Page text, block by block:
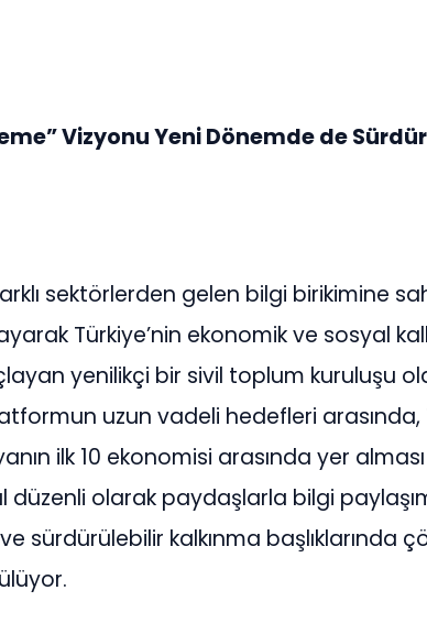
Vizyonu Yeni Dönemde de
sektörlerden gelen bilgi birikimine
Türkiye’nin ekonomik ve sosyal
yenilikçi bir sivil toplum kuruluşu
uzun vadeli hedefleri arasında,
ilk 10 ekonomisi arasında yer
düzenli olarak paydaşlarla bilgi
sürdürülebilir kalkınma başlıklarında